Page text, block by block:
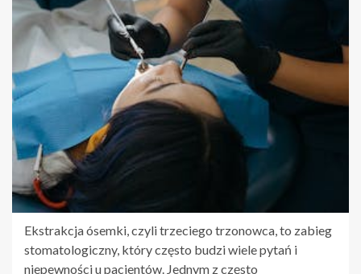
Ekstrakcja ósemki, czyli trzeciego trzonowca, to zabieg
stomatologiczny, który często budzi wiele pytań i
niepewności u pacjentów. Jednym z często